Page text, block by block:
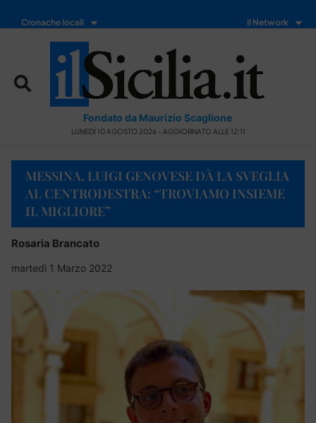
Cronache locali Il Network
Fondato da Maurizio Scaglione
LUNEDÌ 10 AGOSTO 2026 - AGGIORNATO ALLE 12:11
MESSINA, LUIGI GENOVESE DÀ LA SVEGLIA
AL CENTRODESTRA: “TROVIAMO INSIEME
IL MIGLIORE”
Rosaria Brancato
martedì 1 Marzo 2022